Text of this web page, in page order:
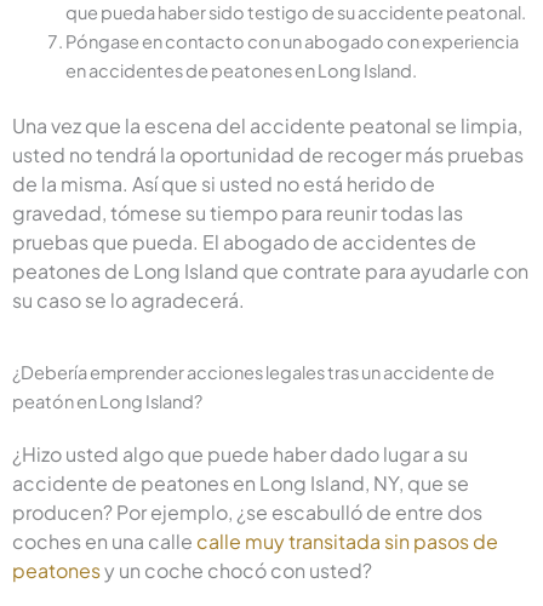
que pueda haber sido testigo de su accidente peatonal.
Póngase en contacto con un abogado con experiencia
en accidentes de peatones en Long Island.
Una vez que la escena del accidente peatonal se limpia,
usted no tendrá la oportunidad de recoger más pruebas
de la misma. Así que si usted no está herido de
gravedad, tómese su tiempo para reunir todas las
pruebas que pueda. El abogado de accidentes de
peatones de Long Island que contrate para ayudarle con
su caso se lo agradecerá.
¿Debería emprender acciones legales tras un accidente de
peatón en Long Island?
¿Hizo usted algo que puede haber dado lugar a su
accidente de peatones en Long Island, NY, que se
producen? Por ejemplo, ¿se escabulló de entre dos
coches en una calle calle muy transitada sin pasos de
peatonesy un coche chocó con usted?